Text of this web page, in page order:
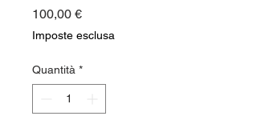
100,00 €Prezzo
Imposte esclusa
Quantità *